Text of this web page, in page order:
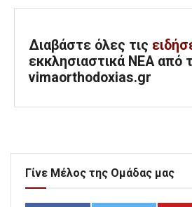
Διαβάστε όλες τις
εκκλησιαστικά ΝΕΑ από
vimaorthodoxias.gr
Γίνε Μέλος της Ομάδας μας